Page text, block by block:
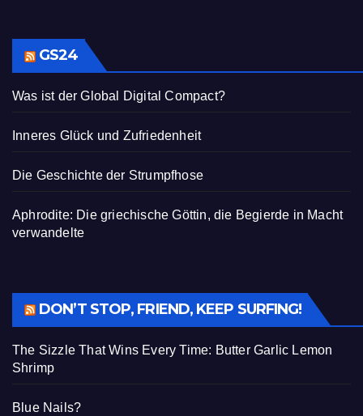
GS24
Was ist der Global Digital Compact?
Inneres Glück und Zufriedenheit
Die Geschichte der Strumpfhose
Aphrodite: Die griechische Göttin, die Begierde in Macht
verwandelte
DON’T STOP, FRIEND, KEEP SURFING!
The Sizzle That Wins Every Time: Butter Garlic Lemon
Shrimp
Blue Nails?